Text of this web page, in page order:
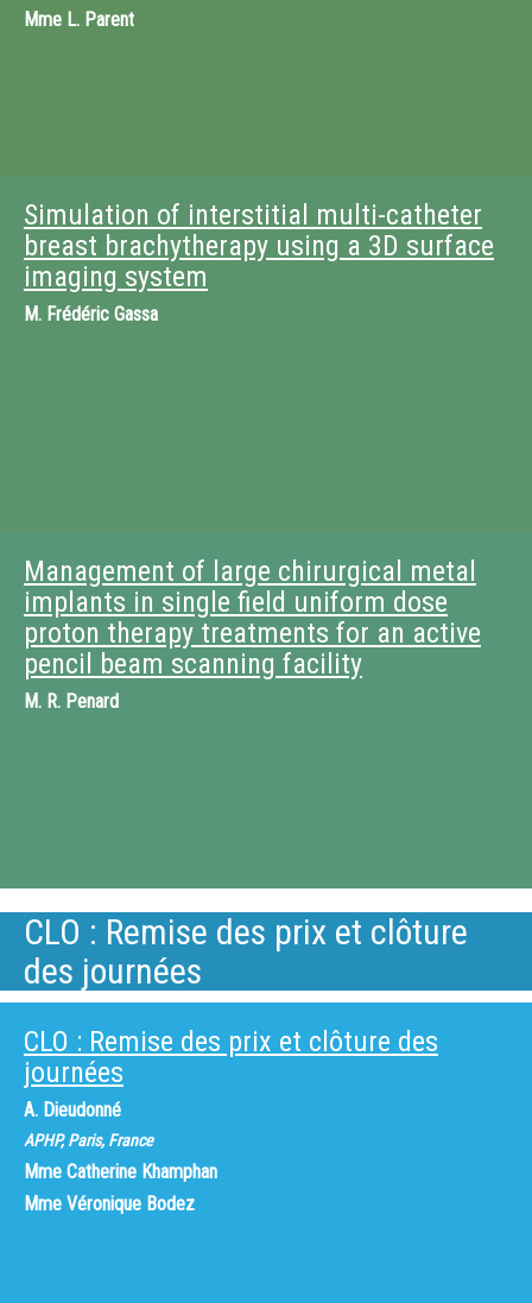
Mme L. Parent
Simulation of interstitial multi-catheter
breast brachytherapy using a 3D surface
imaging system
M. Frédéric Gassa
Management of large chirurgical metal
implants in single field uniform dose
proton therapy treatments for an active
pencil beam scanning facility
M. R. Penard
CLO : Remise des prix et clôture
des journées
CLO : Remise des prix et clôture des
journées
A. Dieudonné
APHP, Paris, France
Mme Catherine Khamphan
Mme Véronique Bodez